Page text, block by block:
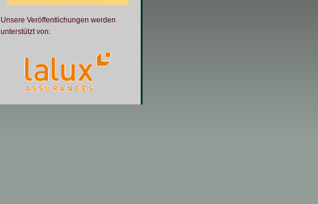
Unsere Veröffentlichungen werden
unterstützt von: